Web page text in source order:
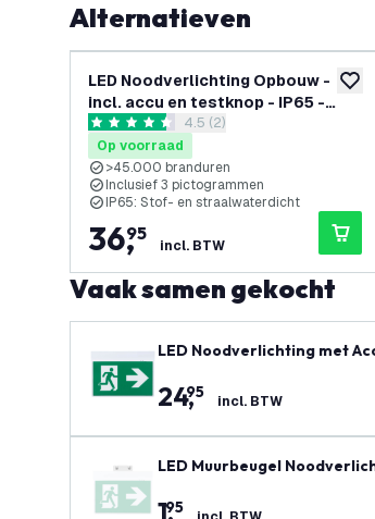
Alternatieven
LED Noodverlichting Opbouw -
incl. accu en testknop - IP65 -
6.5W
reviews drawer openen
4.5 score sterren4.5 (2)
Op voorraad
>45.000 branduren
Inclusief 3 pictogrammen
IP65: Stof- en straalwaterdicht
36,
95
incl. BTW
Vaak samen gekocht
LED Noodverlichting met
24,
95 incl. BTW
LED Muurbeugel
1,
95